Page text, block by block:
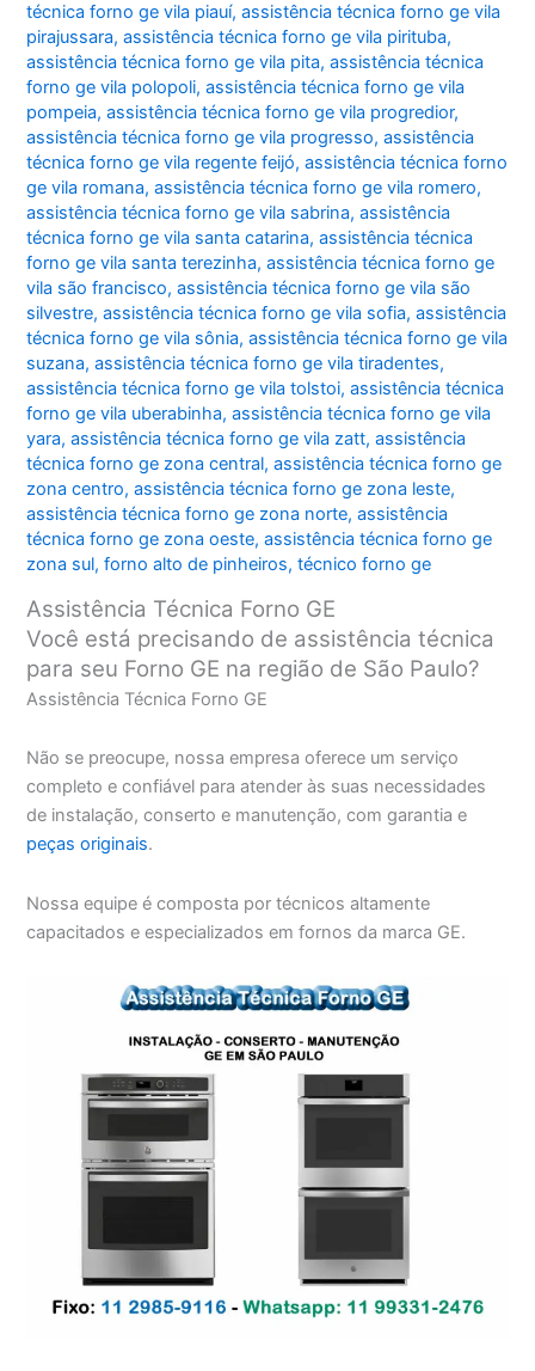
técnica forno ge vila piauí,assistência técnica forno ge vila
pirajussara,assistência técnica forno ge vila pirituba,
assistência técnica forno ge vila pita,assistência técnica
forno ge vila polopoli,assistência técnica forno ge vila
pompeia,assistência técnica forno ge vila progredior,
assistência técnica forno ge vila progresso,assistência
técnica forno ge vila regente feijó,assistência técnica forno
ge vila romana,assistência técnica forno ge vila romero,
assistência técnica forno ge vila sabrina,assistência
técnica forno ge vila santa catarina,assistência técnica
forno ge vila santa terezinha,assistência técnica forno ge
vila são francisco,assistência técnica forno ge vila são
silvestre,assistência técnica forno ge vila sofia,assistência
técnica forno ge vila sônia,assistência técnica forno ge vila
suzana,assistência técnica forno ge vila tiradentes,
assistência técnica forno ge vila tolstoi,assistência técnica
forno ge vila uberabinha,assistência técnica forno ge vila
yara,assistência técnica forno ge vila zatt,assistência
técnica forno ge zona central,assistência técnica forno ge
zona centro,assistência técnica forno ge zona leste,
assistência técnica forno ge zona norte,assistência
técnica forno ge zona oeste,assistência técnica forno ge
zona sul,forno alto de pinheiros,técnico forno ge
Assistência Técnica Forno GE
Você está precisando de assistência técnica
para seu Forno GE na região de São Paulo?
Assistência Técnica Forno GE
Não se preocupe, nossa empresa oferece um serviço
completo e confiável para atender às suas necessidades
de instalação, conserto e manutenção, com garantia e
peças originais.
Nossa equipe é composta por técnicos altamente
capacitados e especializados em fornos da marca GE.